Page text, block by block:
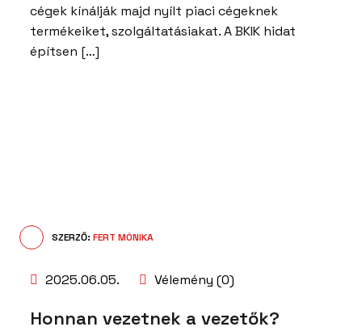
cégek kínálják majd nyílt piaci cégeknek
termékeiket, szolgáltatásiakat. A BKIK hidat
építsen […]
SZERZŐ: FERT MÓNIKA
2025.06.05. Vélemény (0)
Honnan vezetnek a vezetők?